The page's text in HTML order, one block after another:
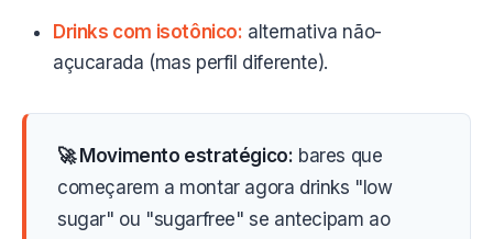
Drinks com isotônico: alternativa não-
açucarada (mas perfil diferente).
🚀 Movimento estratégico: bares que
começarem a montar agora drinks "low
sugar" ou "sugarfree" se antecipam ao